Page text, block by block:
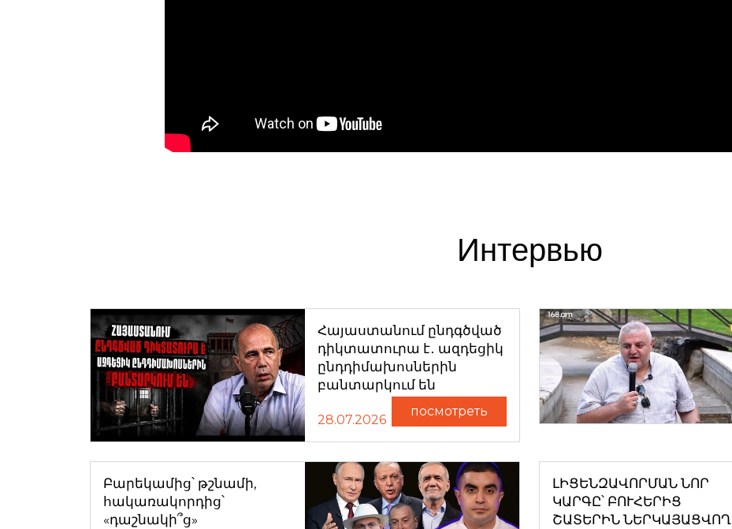
Интервью
Հայաստանում ընդգծված
դիկտատուրա է․ ազդեցիկ
ընդդիմախոսներին
բանտարկում են
28.07.2026
посмотреть
Բարեկամից՝ թշնամի,
հակառակորդից՝
«դաշնակի՞ց»
ԼԻՑԵՆԶԱՎՈՐՄԱՆ ՆՈՐ
ԿԱՐԳԸ՝ ԲՈՒՀԵՐԻՑ
ՇԱՏԵՐԻՆ ՆԵՐԿԱՅԱՑՎՈՂ